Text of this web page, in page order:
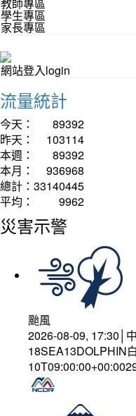
學生專區
家長專區
網站登入login
流量統計
今天：
89392
昨天：
103114
本週：
89392
本月：
936968
總計： 33140445
平均：
9962
災害示警
颱風
2026-08-09, 17:30│
18SEA13DOLPHIN